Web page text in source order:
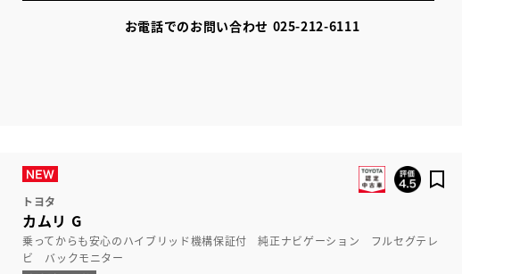
お電話でのお問い合わせ 025-212-6111
トヨタ
カムリ G
乗ってからも安心のハイブリッド機構保証付 純正ナビゲーション フルセグテレ
ビ バックモニター